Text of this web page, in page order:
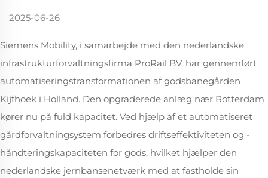
2025-06-26
Siemens Mobility, i samarbejde med den nederlandske
infrastrukturforvaltningsfirma ProRail BV, har gennemført
automatiseringstransformationen af godsbanegården
Kijfhoek i Holland. Den opgraderede anlæg nær Rotterdam
kører nu på fuld kapacitet. Ved hjælp af et automatiseret
gårdforvaltningsystem forbedres driftseffektiviteten og -
håndteringskapaciteten for gods, hvilket hjælper den
nederlandske jernbansenetværk med at fastholde sin